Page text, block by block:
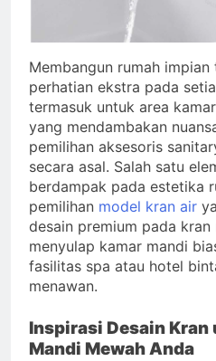
Membangun rumah
perhatian ekstra pada
termasuk untuk area
yang mendambakan
pemilihan aksesoris
secara asal. Salah satu
berdampak pada estetika
pemilihan model kran air
desain premium pada kran
menyulap kamar mandi
fasilitas spa atau hotel
menawan.
Inspirasi Desain Kran
Mandi Mewah Anda